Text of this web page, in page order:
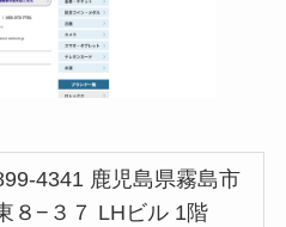
4341 鹿児島県霧島市
８−３７ LHビル 1階